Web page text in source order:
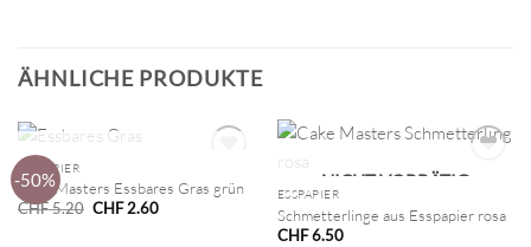
ÄHNLICHE PRODUKTE
-50% NICHT VORRÄTIG
ESSPAPIER
Cake Masters Essbares Gras grün
CHF5.20 Ursprünglicher
CHF2.60Aktueller
NICHT VORRÄTIG
ESSPAPIER
Schmetterlinge aus Esspapier rosa
CHF6.50